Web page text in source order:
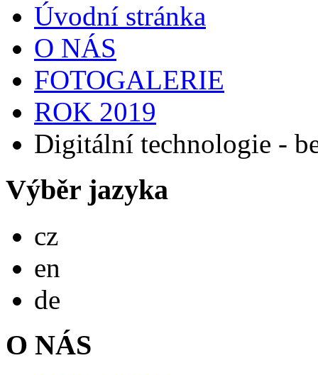
Úvodní stránka
O NÁS
FOTOGALERIE
ROK 2019
Digitální technologie -
Výběr jazyka
cz
en
de
O NÁS